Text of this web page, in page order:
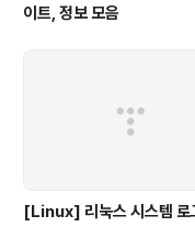
이트, 정보 모음
[Linux] 리눅스 시스템 로